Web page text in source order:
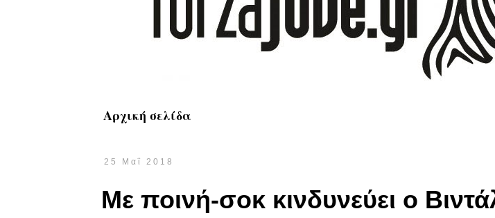
Αρχική σελίδα
25 Μαΐ 2018
Με ποινή-σοκ κινδυνεύει ο